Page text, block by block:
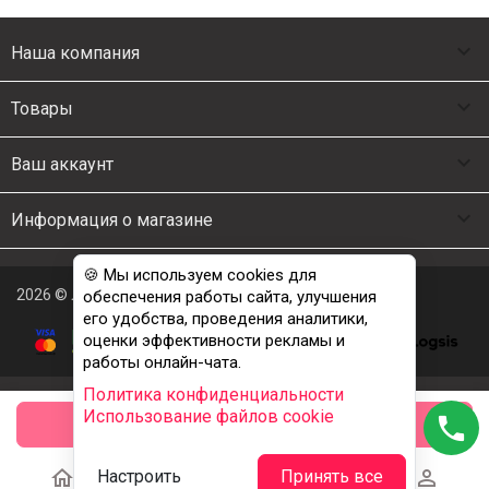
Наша компания
Товары
Ваш аккаунт
Информация о магазине
2026 © Люкс Постель
🍪 Мы используем cookies для
обеспечения работы сайта, улучшения
его удобства, проведения аналитики,
оценки эффективности рекламы и
работы онлайн-чата.
Политика конфиденциальности
Использование файлов cookie
Настроить Принять все
phone
заказать
   